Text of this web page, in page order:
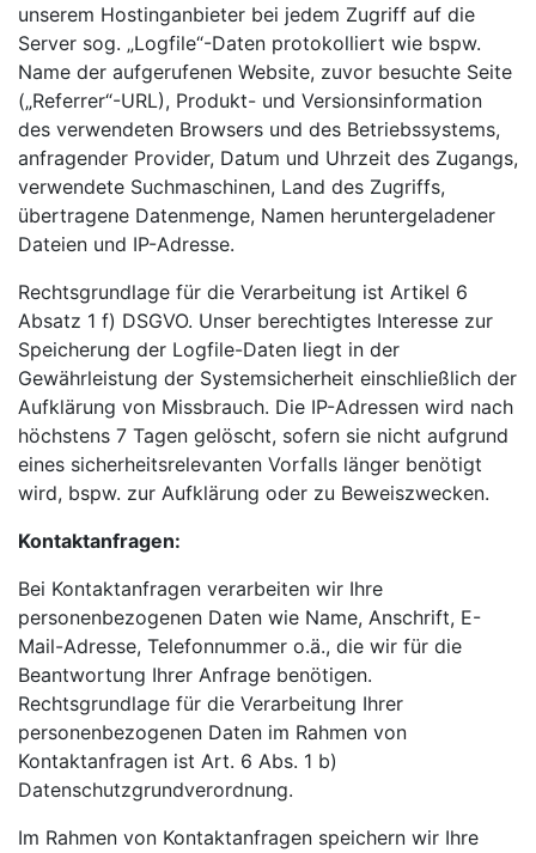
unserem Hostinganbieter bei jedem Zugriff auf die
Server sog. „Logfile“-Daten protokolliert wie bspw.
Name der aufgerufenen Website, zuvor besuchte Seite
(„Referrer“-URL), Produkt- und Versionsinformation
des verwendeten Browsers und des Betriebssystems,
anfragender Provider, Datum und Uhrzeit des Zugangs,
verwendete Suchmaschinen, Land des Zugriffs,
übertragene Datenmenge, Namen heruntergeladener
Dateien und IP-Adresse.
Rechtsgrundlage für die Verarbeitung ist Artikel 6
Absatz 1 f) DSGVO. Unser berechtigtes Interesse zur
Speicherung der Logfile-Daten liegt in der
Gewährleistung der Systemsicherheit einschließlich der
Aufklärung von Missbrauch. Die IP-Adressen wird nach
höchstens 7 Tagen gelöscht, sofern sie nicht aufgrund
eines sicherheitsrelevanten Vorfalls länger benötigt
wird, bspw. zur Aufklärung oder zu Beweiszwecken.
Kontaktanfragen:
Bei Kontaktanfragen verarbeiten wir Ihre
personenbezogenen Daten wie Name, Anschrift, E-
Mail-Adresse, Telefonnummer o.ä., die wir für die
Beantwortung Ihrer Anfrage benötigen.
Rechtsgrundlage für die Verarbeitung Ihrer
personenbezogenen Daten im Rahmen von
Kontaktanfragen ist Art. 6 Abs. 1 b)
Datenschutzgrundverordnung.
Im Rahmen von Kontaktanfragen speichern wir Ihre